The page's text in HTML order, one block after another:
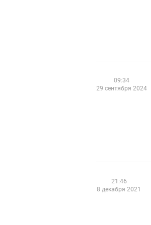
09:34
29 сентября 2024
21:46
8 декабря 2021